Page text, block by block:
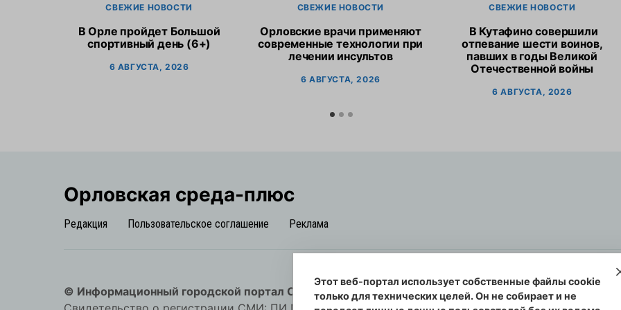
СВЕЖИЕ НОВОСТИ
В Орле пройдет Большой
спортивный день (6+)
6 АВГУСТА, 2026
СВЕЖИЕ НОВОСТИ
Орловские врачи применяют
современные технологии при
лечении инсультов
6 АВГУСТА, 2026
СВЕЖИЕ НОВОСТИ
В Кутафино совершили
отпевание шести воинов,
павших в годы Великой
Отечественной войны
6 АВГУСТА, 2026
Орловская cреда-плюс
Редакция Пользовательское соглашение Реклама
© Информационный городской портал Орловская cреда-плюс, 2021-2026
Этот веб-портал использует собственные файлы cookie
только для технических целей. Он не собирает и не